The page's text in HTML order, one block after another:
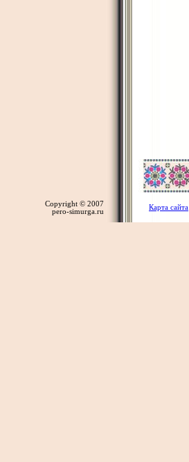
Copyright © 2007
pero-simurga.ru
Карта сайта